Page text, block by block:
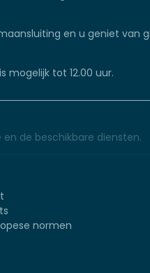
en u geniet van
mogelijk tot 12.00 uur.
de beschikbare diensten.
normen